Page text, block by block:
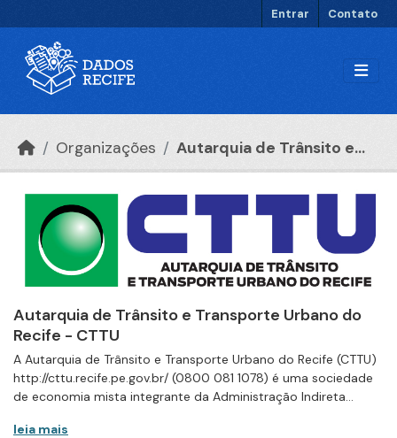
Entrar Contato
Organizações Autarquia de Trânsito e...
Autarquia de Trânsito e Transporte Urbano do
Recife - CTTU
A Autarquia de Trânsito e Transporte Urbano do Recife (CTTU)
http://cttu.recife.pe.gov.br/ (0800 081 1078) é uma sociedade
de economia mista integrante da Administração Indireta...
leia mais